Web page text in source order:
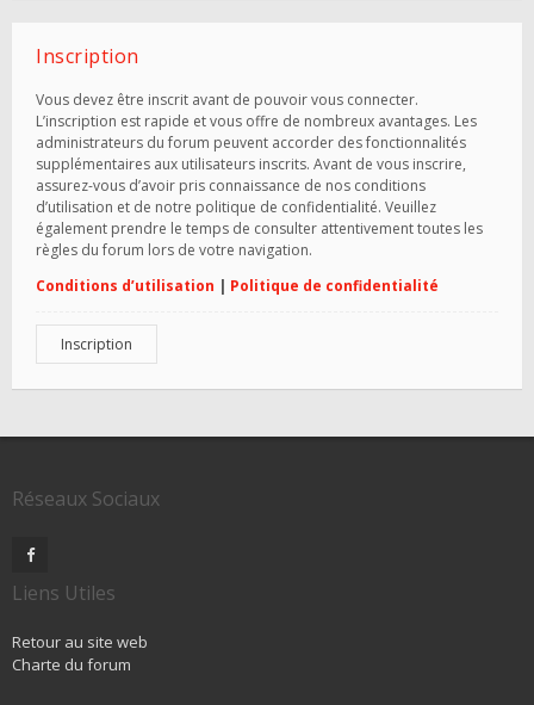
Inscription
Vous devez être inscrit avant de pouvoir vous connecter.
L’inscription est rapide et vous offre de nombreux avantages. Les
administrateurs du forum peuvent accorder des fonctionnalités
supplémentaires aux utilisateurs inscrits. Avant de vous inscrire,
assurez-vous d’avoir pris connaissance de nos conditions
d’utilisation et de notre politique de confidentialité. Veuillez
également prendre le temps de consulter attentivement toutes les
règles du forum lors de votre navigation.
Conditions d’utilisation | Politique de confidentialité
Inscription
Réseaux Sociaux
Liens Utiles
Retour au site web
Charte du forum